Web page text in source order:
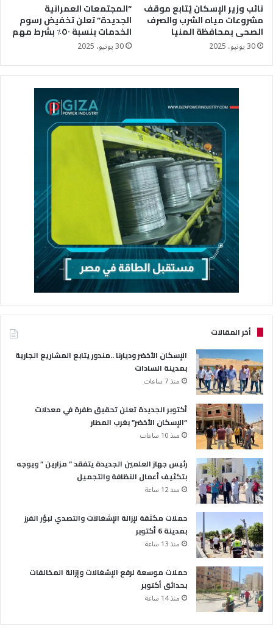
نائب وزير الإسكان يُتابع موقف
مشروعات مياه الشرب والصرف
الصحى بمحافظة المنيا
30 يونيو، 2025
“المجتمعات العمرانية
الجديدة” تعلن تخفيض رسوم
الخدمات بنسبة ٥٠٪؜ بشرط مهم
30 يونيو، 2025
أخر المقالات
الإسكان الأخضر وديارنا ..مندور يتابع المشاريع الجارية
بمدينة السادات
منذ 7 ساعات
أكتوبر الجديدة تعلن تحقيق طفرة في معدلات
“الإسكان الأخضر” بغرب المطار
منذ 10 ساعات
رئيس جهاز العلمين الجديدة يتفقد ” مزارين ” ويوجه
بتكثيف أعمال النظافة والتجميل
منذ 12 ساعة
حملات مكثقة لإزالة الإشغالات والتصدي لبؤر الفرز
بمدينة 6 أكتوبر
منذ 13 ساعة
حملات موسعة لرفع الإشغالات وإزالة المخالفات
بحدائق أكتوبر
منذ 14 ساعة